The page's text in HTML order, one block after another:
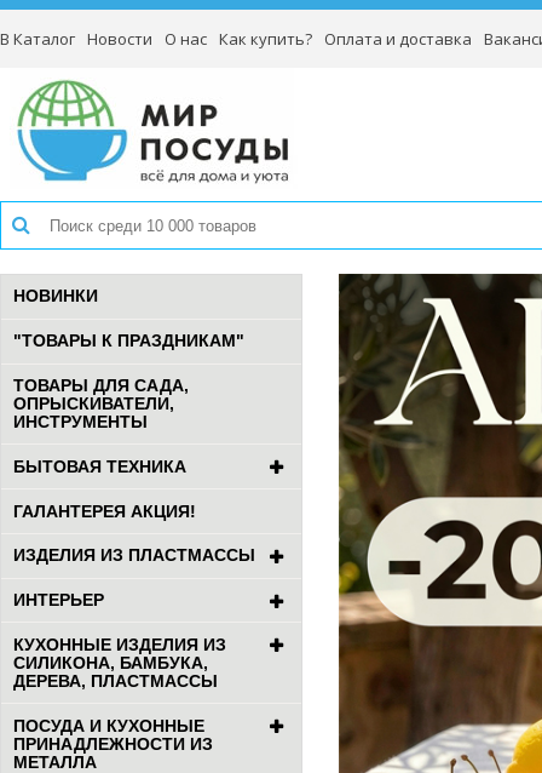
В Каталог Новости О нас Как купить? Оплата и доставка
НОВИНКИ
"ТОВАРЫ К ПРАЗДНИКАМ"
ТОВАРЫ ДЛЯ САДА,
ОПРЫСКИВАТЕЛИ,
ИНСТРУМЕНТЫ
БЫТОВАЯ ТЕХНИКА
ГАЛАНТЕРЕЯ АКЦИЯ!
ИЗДЕЛИЯ ИЗ ПЛАСТМАССЫ
ИНТЕРЬЕР
КУХОННЫЕ ИЗДЕЛИЯ ИЗ
СИЛИКОНА, БАМБУКА,
ДЕРЕВА, ПЛАСТМАССЫ
ПОСУДА И КУХОННЫЕ
ПРИНАДЛЕЖНОСТИ ИЗ
МЕТАЛЛА